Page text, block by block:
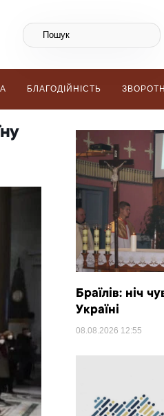
БЛАГОДІЙНІСТЬ
Браїлів: ніч
Україні
08.08.2026 12:55